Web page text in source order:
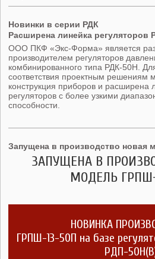
Новинки в серии РДК
Расширена линейка регуляторов
ООО ПКФ «Экс-Форма» является
производителем регуляторов
комбинированного типа РДК-50Н.
соответствия проектным решениям
конструкция приборов и расширена
регуляторов с более узкими
способности.
Запущена в производство новая
ЗАПУЩЕНА В
МОДЕЛЬ
НОВИНКА
ГРПШ-13-50П на базе
РДП-